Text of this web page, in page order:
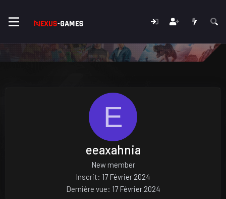
E
eeaxahnia
New member
Inscrit
17 Février 2024
Dernière vue
17 Février 2024